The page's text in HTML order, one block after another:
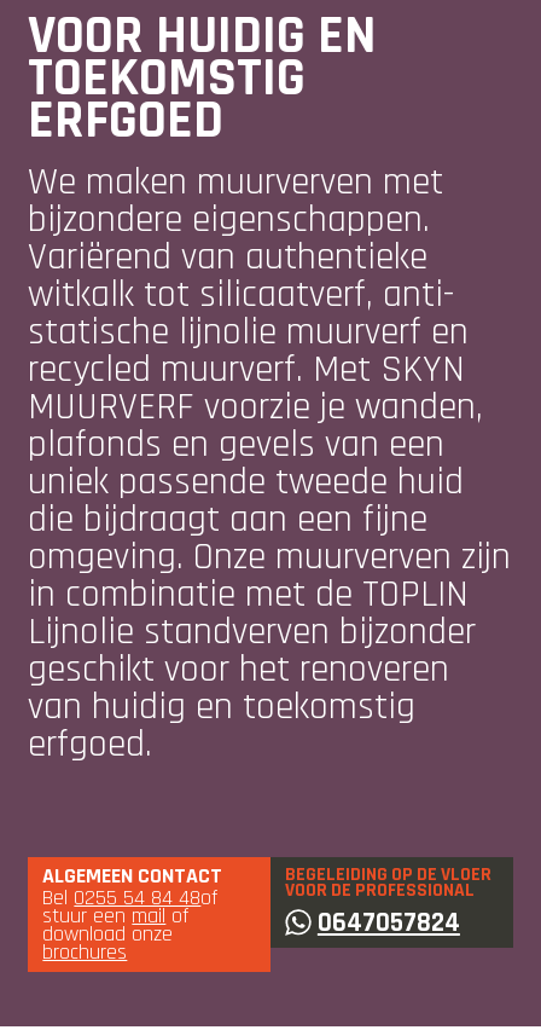
VOOR HUIDIG EN
TOEKOMSTIG
ERFGOED
We maken muurverven met
bijzondere eigenschappen.
Variërend van authentieke
witkalk tot silicaatverf, anti-
statische lijnolie muurverf en
recycled muurverf. Met SKYN
MUURVERF voorzie je wanden,
plafonds en gevels van een
uniek passende tweede huid
die bijdraagt aan een fijne
omgeving. Onze muurverven zijn
in combinatie met de TOPLIN
Lijnolie standverven bijzonder
geschikt voor het renoveren
van huidig en toekomstig
erfgoed.
ALGEMEEN CONTACT
Bel 0255 54 84 48of
stuur eenmailof
download onze
brochures
BEGELEIDING OP DE VLOER
VOOR DE PROFESSIONAL
0647057824